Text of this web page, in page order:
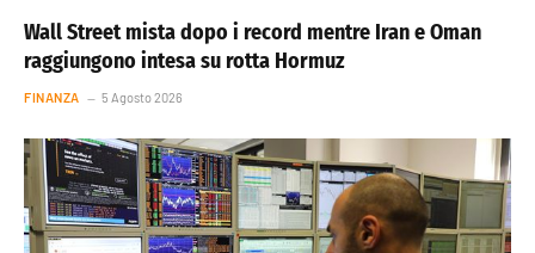
Wall Street mista dopo i record mentre Iran e Oman
raggiungono intesa su rotta Hormuz
FINANZA 5 Agosto 2026